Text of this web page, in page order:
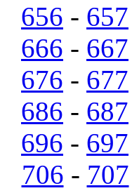
656 - 657
666 - 667
676 - 677
686 - 687
696 - 697
706 - 707